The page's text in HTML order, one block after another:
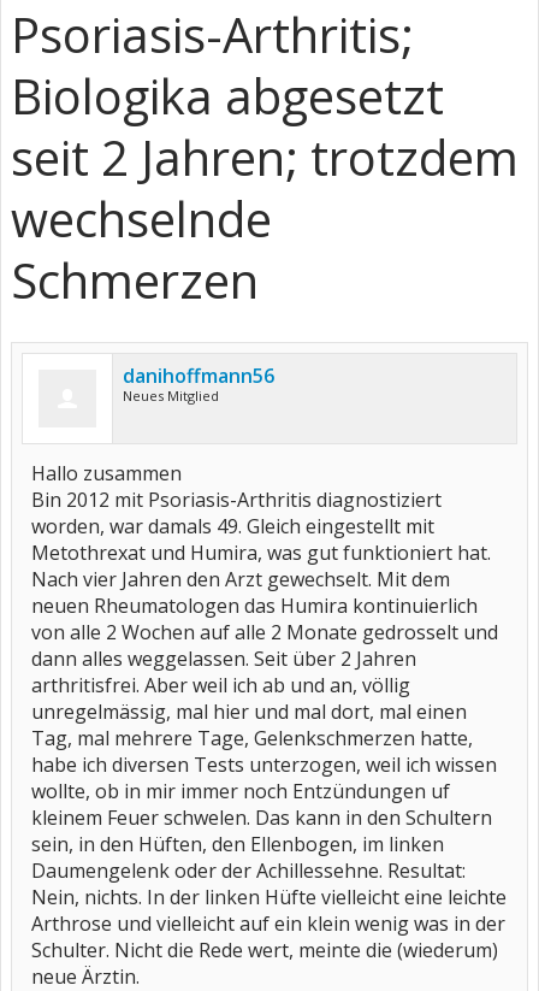
Psoriasis-Arthritis;
Biologika abgesetzt
seit 2 Jahren; trotzdem
wechselnde
Schmerzen
danihoffmann56
Neues Mitglied
Hallo zusammen
Bin 2012 mit Psoriasis-Arthritis diagnostiziert
worden, war damals 49. Gleich eingestellt mit
Metothrexat und Humira, was gut funktioniert hat.
Nach vier Jahren den Arzt gewechselt. Mit dem
neuen Rheumatologen das Humira kontinuierlich
von alle 2 Wochen auf alle 2 Monate gedrosselt und
dann alles weggelassen. Seit über 2 Jahren
arthritisfrei. Aber weil ich ab und an, völlig
unregelmässig, mal hier und mal dort, mal einen
Tag, mal mehrere Tage, Gelenkschmerzen hatte,
habe ich diversen Tests unterzogen, weil ich wissen
wollte, ob in mir immer noch Entzündungen uf
kleinem Feuer schwelen. Das kann in den Schultern
sein, in den Hüften, den Ellenbogen, im linken
Daumengelenk oder der Achillessehne. Resultat:
Nein, nichts. In der linken Hüfte vielleicht eine leichte
Arthrose und vielleicht auf ein klein wenig was in der
Schulter. Nicht die Rede wert, meinte die (wiederum)
neue Ärztin.